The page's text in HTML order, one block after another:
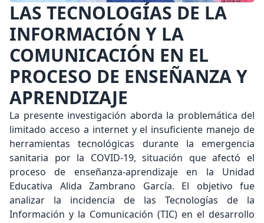
LAS TECNOLOGÍAS DE LA
INFORMACIÓN Y LA
COMUNICACIÓN EN EL
PROCESO DE ENSEÑANZA Y
APRENDIZAJE
La presente investigación aborda la problemática del
limitado acceso a internet y el insuficiente manejo de
herramientas tecnológicas durante la emergencia
sanitaria por la COVID-19, situación que afectó el
proceso de enseñanza-aprendizaje en la Unidad
Educativa Alida Zambrano García. El objetivo fue
analizar la incidencia de las Tecnologías de la
Información y la Comunicación (TIC) en el desarrollo